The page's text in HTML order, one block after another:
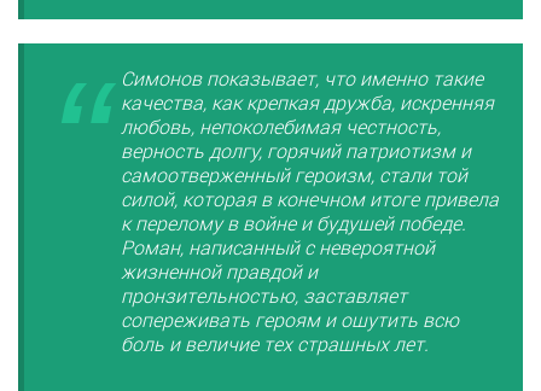
Симонов показывает, что именно такие
качества, как крепкая дружба, искренняя
любовь, непоколебимая честность,
верность долгу, горячий патриотизм и
самоотверженный героизм, стали той
силой, которая в конечном итоге привела
к перелому в войне и будущей победе.
Роман, написанный с невероятной
жизненной правдой и
пронзительностью, заставляет
сопереживать героям и ощутить всю
боль и величие тех страшных лет.